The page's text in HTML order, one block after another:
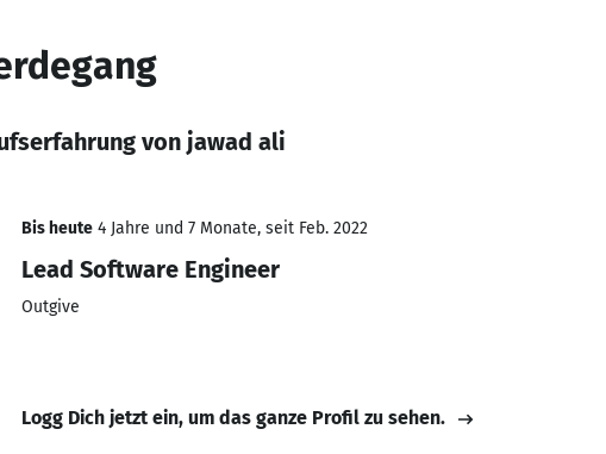
von jawad ali
Bis heute 4 Jahre und 7 Monate, seit Feb. 2022
Lead Software Engineer
Outgive
Logg Dich jetzt ein, um das ganze Profil zu sehen.